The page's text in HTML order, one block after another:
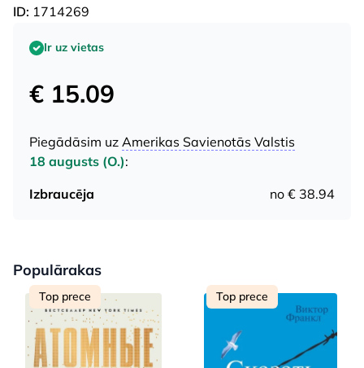
ID: 1714269
Ir uz vietas
€ 15.09
Piegādāsim uz Amerikas Savienotās Valstis
18 augusts (O.):
Izbraucēja
no € 38.94
Populārakas
Top prece Top prece